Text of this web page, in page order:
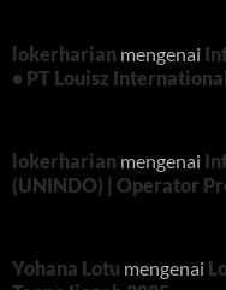
lokerharian mengenai
• PT Louisz International
lokerharian mengenai
(UNINDO) | Operator
Yohana Lotu mengenai